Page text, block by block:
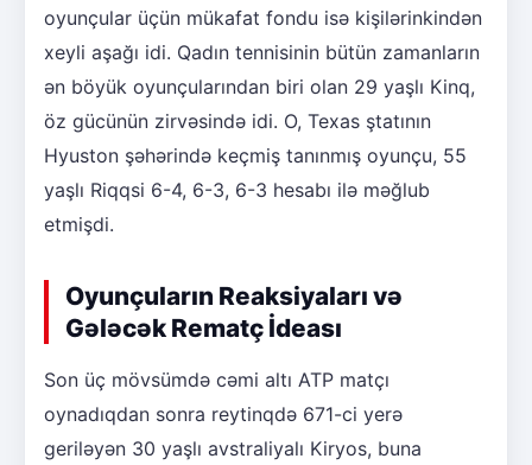
oyunçular üçün mükafat fondu isə kişilərinkindən
xeyli aşağı idi. Qadın tennisinin bütün zamanların
ən böyük oyunçularından biri olan 29 yaşlı Kinq,
öz gücünün zirvəsində idi. O, Texas ştatının
Hyuston şəhərində keçmiş tanınmış oyunçu, 55
yaşlı Riqqsi 6-4, 6-3, 6-3 hesabı ilə məğlub
etmişdi.
Oyunçuların Reaksiyaları və
Gələcək Rematç İdeası
Son üç mövsümdə cəmi altı ATP matçı
oynadıqdan sonra reytinqdə 671-ci yerə
geriləyən 30 yaşlı avstraliyalı Kiryos, buna